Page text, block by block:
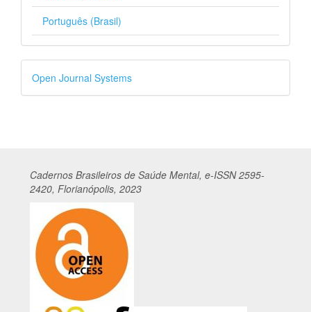
Português (Brasil)
Desenvolvido
por
Open Journal Systems
Cadernos Brasileiros de Saúde Mental, e-ISSN 2595-
2420, Florianópolis, 2023